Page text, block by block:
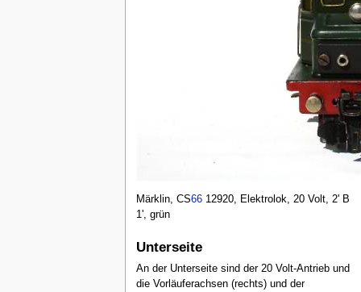
Märklin, CS6612920, Elektrolok, 20 Volt, 2' B
1', grün
Unterseite
An der Unterseite sind der 20 Volt-Antrieb und
die Vorläuferachsen (rechts) und der